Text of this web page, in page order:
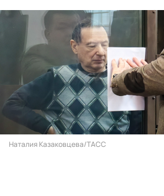
Наталия Казаковцева/ТАСС